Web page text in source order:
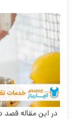
در این مقاله قصد